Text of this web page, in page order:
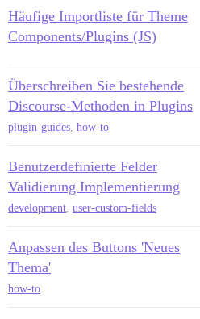
Häufige Importliste für Theme
Components/Plugins (JS)
Überschreiben Sie bestehende
Discourse-Methoden in Plugins
plugin-guides, how-to
Benutzerdefinierte Felder
Validierung Implementierung
development, user-custom-fields
Anpassen des Buttons 'Neues
Thema'
how-to